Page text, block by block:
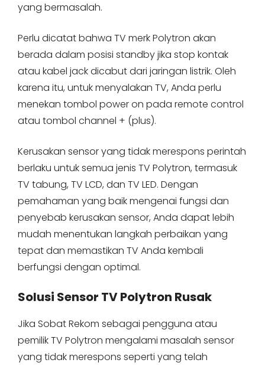
yang bermasalah.
Perlu dicatat bahwa TV merk Polytron akan
berada dalam posisi standby jika stop kontak
atau kabel jack dicabut dari jaringan listrik. Oleh
karena itu, untuk menyalakan TV, Anda perlu
menekan tombol power on pada remote control
atau tombol channel + (plus).
Kerusakan sensor yang tidak merespons perintah
berlaku untuk semua jenis TV Polytron, termasuk
TV tabung, TV LCD, dan TV LED. Dengan
pemahaman yang baik mengenai fungsi dan
penyebab kerusakan sensor, Anda dapat lebih
mudah menentukan langkah perbaikan yang
tepat dan memastikan TV Anda kembali
berfungsi dengan optimal.
Solusi Sensor TV Polytron Rusak
Jika Sobat Rekom sebagai pengguna atau
pemilik TV Polytron mengalami masalah sensor
yang tidak merespons seperti yang telah